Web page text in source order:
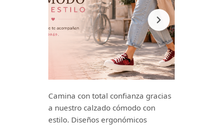
Camina con total confianza gracias
a nuestro calzado cómodo con
estilo. Diseños ergonómicos